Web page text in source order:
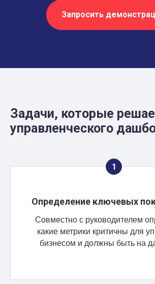
Запросить
Задачи, которые
управленческого
Определение ключевых
Совместно с руководителем
какие метрики критичны для
бизнесом и должны быть на